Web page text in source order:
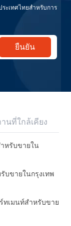
ะเทศไทยสำหรับการ
ยืนยัน
นที่ใกล้เคียง
หรับขายใน
บขายในกรุงเทพ
ทเมนท์สำหรับขาย